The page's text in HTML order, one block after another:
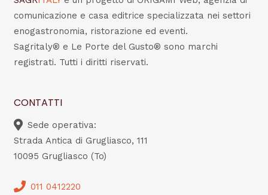
comunicazione e casa editrice specializzata nei settori
enogastronomia, ristorazione ed eventi.
Sagritaly® e Le Porte del Gusto® sono marchi
registrati. Tutti i diritti riservati.
CONTATTI
Sede operativa:
Strada Antica di Grugliasco, 111
10095 Grugliasco (To)
011 0412220